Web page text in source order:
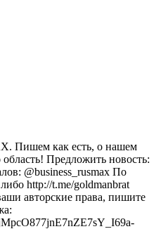
Пишем как есть, о нашем
Предложить новость:
@business_rusmax По
http://t.me/goldmanbrat
авторские права, пишите